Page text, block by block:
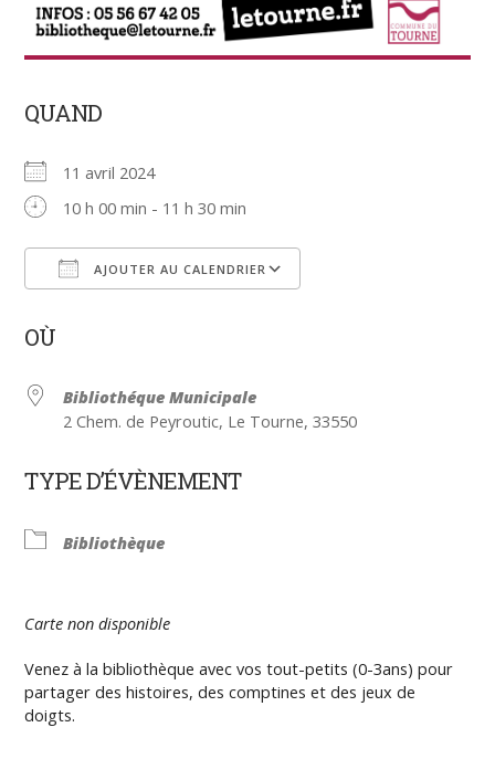
QUAND
11 avril 2024
10 h 00 min - 11 h 30 min
AJOUTER AU CALENDRIER
OÙ
Bibliothéque Municipale
2 Chem. de Peyroutic, Le Tourne, 33550
TYPE D’ÉVÈNEMENT
Bibliothèque
Carte non disponible
Venez à la bibliothèque avec vos tout-petits (0-3ans) pour
partager des histoires, des comptines et des jeux de
doigts.